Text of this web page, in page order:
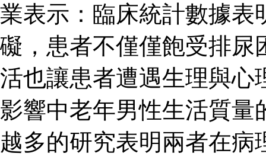
業表示：臨床統計數據表
礙，患者不僅僅飽受排尿
活也讓患者遭遇生理與
影響中老年男性生活質量
越多的研究表明兩者在